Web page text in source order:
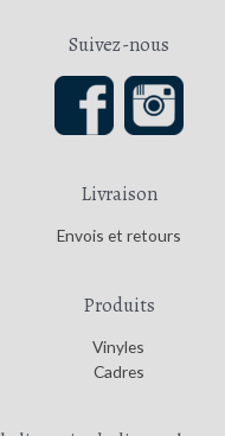
Suivez-nous
Livraison
Envois et retours
Produits
Vinyles
Cadres